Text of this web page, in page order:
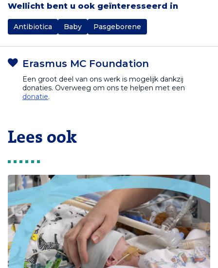
Wellicht bent u ook geïnteresseerd in
Antibiotica Baby Pasgeborene
Erasmus MC Foundation
Een groot deel van ons werk is mogelijk dankzij
donaties. Overweeg om ons te helpen met een
donatie.
Lees ook